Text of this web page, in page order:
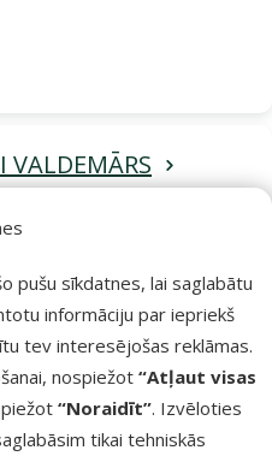
pušu sīkdatnes, lai saglabātu
informāciju par iepriekš
tev interesējošas reklāmas.
nospiežot “Atļaut visas
“Noraidīt”. Izvēloties
tikai tehniskās
VALDEMĀRS